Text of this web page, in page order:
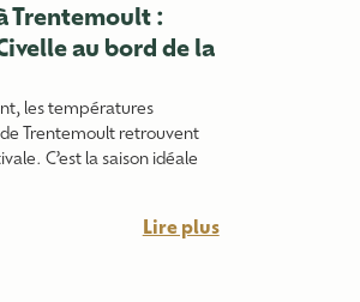
Trentemoult :
au bord de la
les températures
Trentemoult retrouvent
C’est la saison idéale
Lire plus